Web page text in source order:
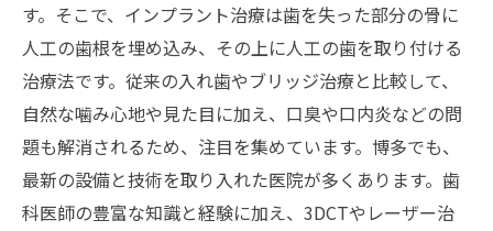
す。そこで、インプラント治療は歯を失った部分の骨に
人工の歯根を埋め込み、その上に人工の歯を取り付ける
治療法です。従来の入れ歯やブリッジ治療と比較して、
自然な噛み心地や見た目に加え、口臭や口内炎などの問
題も解消されるため、注目を集めています。博多でも、
最新の設備と技術を取り入れた医院が多くあります。歯
科医師の豊富な知識と経験に加え、3DCTやレーザー治